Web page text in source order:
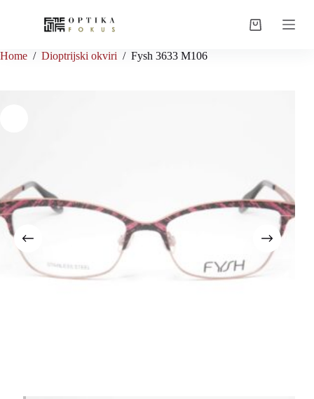
Shopping
Home / Dioptrijski okviri / Fysh 3633 M106